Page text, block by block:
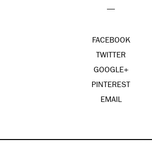
—
FACEBOOK
TWITTER
GOOGLE+
PINTEREST
EMAIL